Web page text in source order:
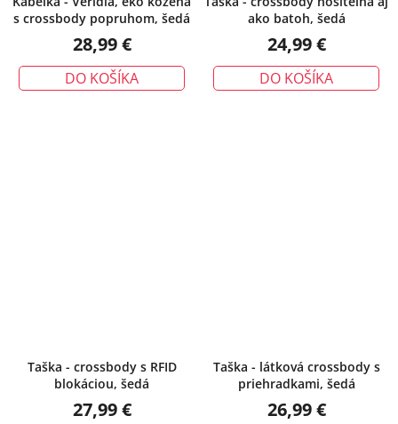
s crossbody popruhom, šedá
28,99 €
DO KOŠÍKA
ako batoh, šedá
24,99 €
DO KOŠÍKA
Taška - crossbody s RFID
blokáciou, šedá
27,99 €
Taška - látková crossbody s
priehradkami, šedá
26,99 €